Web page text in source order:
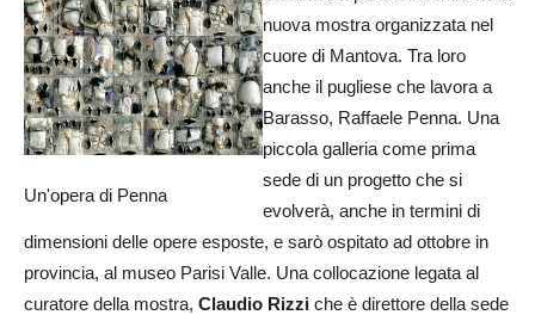
Un'opera di Penna
nuova mostra organizzata nel
cuore di Mantova. Tra loro
anche il pugliese che lavora a
Barasso, Raffaele Penna. Una
piccola galleria come prima
sede di un progetto che si
evolverà, anche in termini di
dimensioni delle opere esposte, e sarò ospitato ad ottobre in
provincia, al museo Parisi Valle. Una collocazione legata al
curatore della mostra, Claudio Rizzi che è direttore della sede